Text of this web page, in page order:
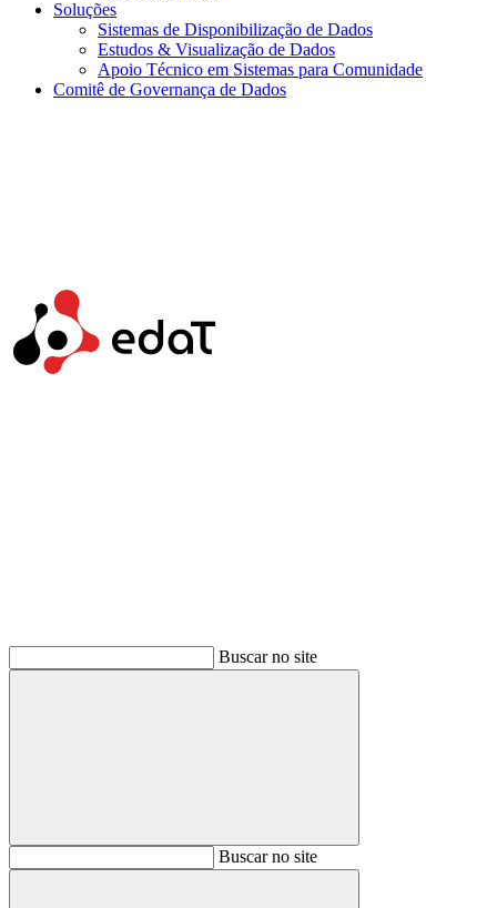
Soluções
Sistemas de Disponibilização de Dados
Estudos & Visualização de Dados
Apoio Técnico em Sistemas para Comunidade
Comitê de Governança de Dados
Buscar no site
BuscarBuscar no site